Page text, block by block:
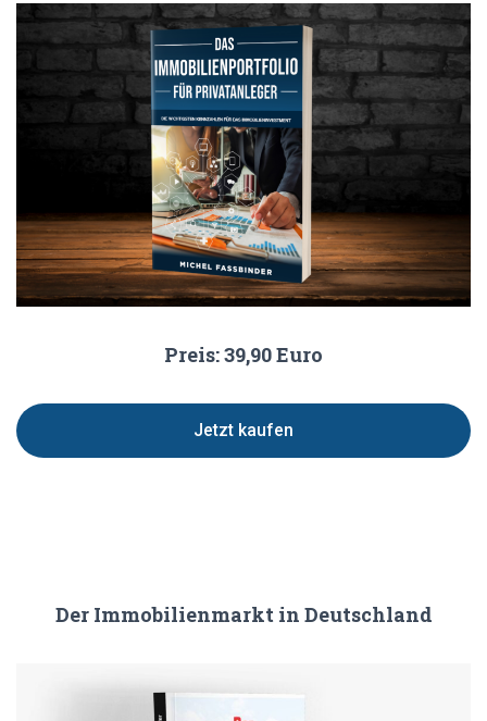
Preis: 39,90 Euro
Jetzt kaufen
Der Immobilienmarkt in Deutschland